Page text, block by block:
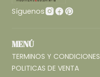
Síguenos
MENÚ
TERMINOS Y CONDICIONES
POLITICAS DE VENTA